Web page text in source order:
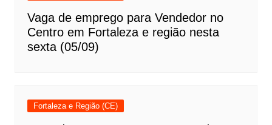
Vaga de emprego para Vendedor no
Centro em Fortaleza e região nesta
sexta (05/09)
Fortaleza e Região (CE)